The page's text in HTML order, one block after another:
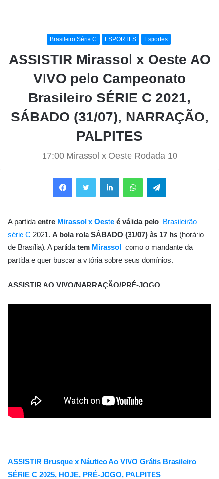
Brasileiro Série C ESPORTES Esportes
ASSISTIR Mirassol x Oeste AO
VIVO pelo Campeonato
Brasileiro SÉRIE C 2021,
SÁBADO (31/07), NARRAÇÃO,
PALPITES
17:00 Mirassol x Oeste Rodada 10
FacebookTwitter LinkedinWhatsAppTelegram
A partida entre Mirassol x Oeste é válida pelo Brasileirão
série C 2021. A bola rola SÁBADO (31/07) às 17 hs (horário
de Brasília). A partida tem Mirassol como o mandante da
partida e quer buscar a vitória sobre seus domínios.
ASSISTIR AO VIVO/NARRAÇÃO/PRÉ-JOGO
ASSISTIR Brusque x Náutico Ao VIVO Grátis Brasileiro
SÉRIE C 2025, HOJE, PRÉ-JOGO, PALPITES